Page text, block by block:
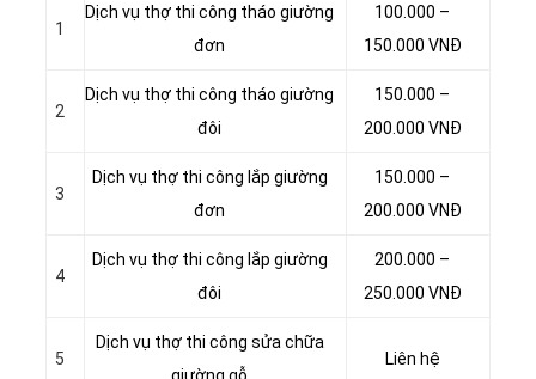
1
Dịch vụ thợ thi công tháo giường
đơn
100.000 –
150.000 VNĐ
2
Dịch vụ thợ thi công tháo giường
đôi
150.000 –
200.000 VNĐ
3
Dịch vụ thợ thi công lắp giường
đơn
150.000 –
200.000 VNĐ
4
Dịch vụ thợ thi công lắp giường
đôi
200.000 –
250.000 VNĐ
5
Dịch vụ thợ thi công sửa chữa
giường gỗ
Liên hệ